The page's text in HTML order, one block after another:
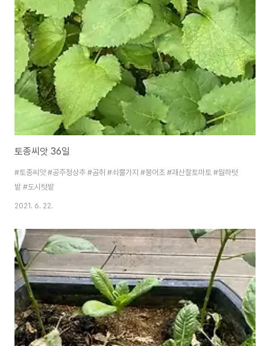
토종씨앗 36일
#토종씨앗 #공주청상추 #곰취 #쇠뿔가지 #붕어초 #괘산찰토마토 #월하텃
밭 #도시텃밭
2021. 6. 22.